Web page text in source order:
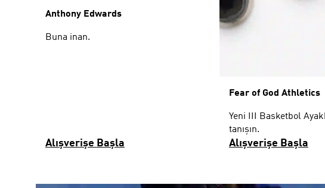
Anthony Edwards
Buna inan.
Alışverişe Başla
Fear of God Athletics
Yeni III Basketbol
tanışın.
Alışverişe Başla